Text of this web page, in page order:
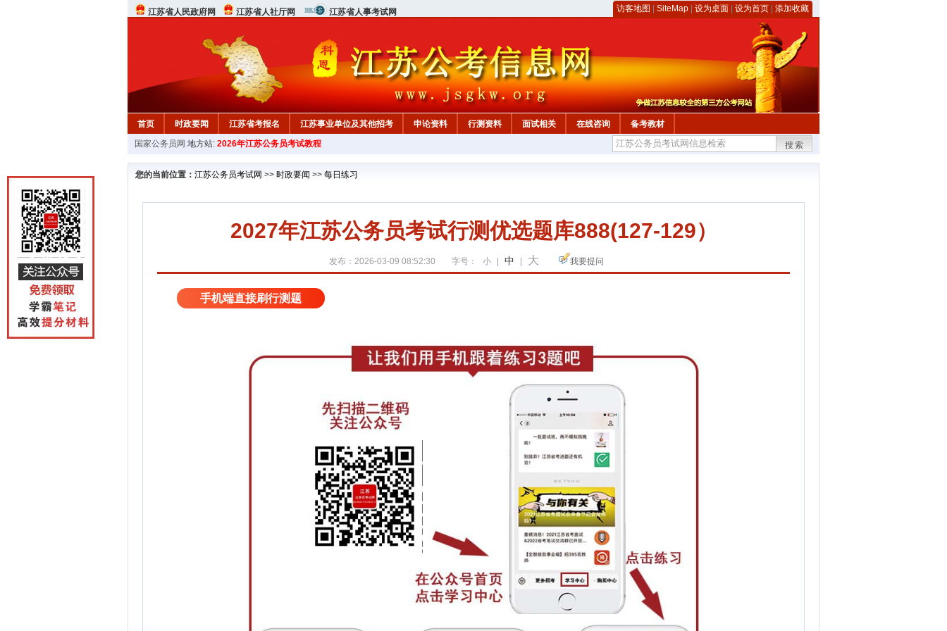
江苏省人民政府网 江苏省人社厅网 江苏省人事考试网 访客地图 SiteMap 设为桌面 设为首页 添加收藏
首页 时政要闻 江苏省考报名 江苏事业单位及其他招考 申论资料 行测资料 面试相关 在线咨询
备考教材
国家公务员网 地方站: 2026年江苏公务员考试教程 搜索
您的当前位置： 江苏公务员考试网 >> 时政要闻 >> 每日练习
2027年江苏公务员考试行测优选题库888(127-129）
发布：2026-03-09 08:52:30 字号： 小 中 大 我要提问
手机端直接刷行测题